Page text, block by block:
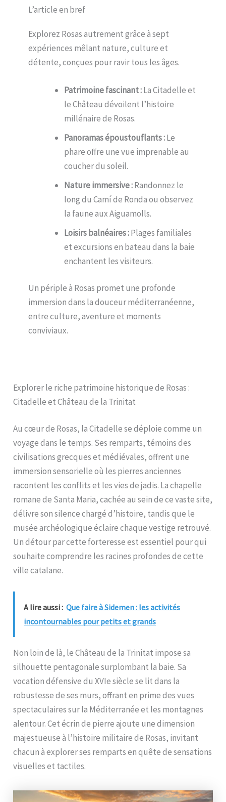
L’article en bref
Explorez Rosas autrement grâce à sept
expériences mêlant nature, culture et
détente, conçues pour ravir tous les âges.
Patrimoine fascinant :La Citadelle et
le Château dévoilent l’histoire
millénaire de Rosas.
Panoramas époustouflants :Le
phare offre une vue imprenable au
coucher du soleil.
Nature immersive :Randonnez le
long du Camí de Ronda ou observez
la faune aux Aiguamolls.
Loisirs balnéaires :Plages familiales
et excursions en bateau dans la baie
enchantent les visiteurs.
Un périple à Rosas promet une profonde
immersion dans la douceur méditerranéenne,
entre culture, aventure et moments
conviviaux.
Explorer le riche patrimoine historique de Rosas :
Citadelle et Château de la Trinitat
Au cœur de Rosas, la Citadelle se déploie comme un
voyage dans le temps. Ses remparts, témoins des
civilisations grecques et médiévales, offrent une
immersion sensorielle où les pierres anciennes
racontent les conflits et les vies de jadis. La chapelle
romane de Santa Maria, cachée au sein de ce vaste site,
délivre son silence chargé d’histoire, tandis que le
musée archéologique éclaire chaque vestige retrouvé.
Un détour par cette forteresse est essentiel pour qui
souhaite comprendre les racines profondes de cette
ville catalane.
A lire aussi : Que faire à Sidemen : les activités
incontournables pour petits et grands
Non loin de là, le Château de la Trinitat impose sa
silhouette pentagonale surplombant la baie. Sa
vocation défensive du XVIe siècle se lit dans la
robustesse de ses murs, offrant en prime des vues
spectaculaires sur la Méditerranée et les montagnes
alentour. Cet écrin de pierre ajoute une dimension
majestueuse à l’histoire militaire de Rosas, invitant
chacun à explorer ses remparts en quête de sensations
visuelles et tactiles.